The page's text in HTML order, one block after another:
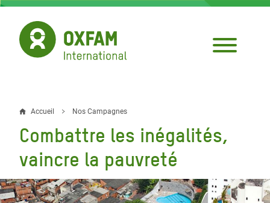
Aller
contenu
principal
Fil
d'Ariane
Accueil Nos Campagnes
Combattre les inégalités,
vaincre la pauvreté